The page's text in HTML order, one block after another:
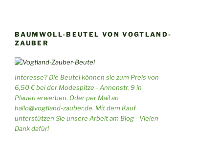
BAUMWOLL-BEUTEL VON VOGTLAND-
ZAUBER
Interesse? Die Beutel können sie zum Preis von
6,50 € bei der Modespitze - Annenstr. 9 in
Plauen erwerben. Oder per Mail an
hallo@vogtland-zauber.de. Mit dem Kauf
unterstützen Sie unsere Arbeit am Blog - Vielen
Dank dafür!